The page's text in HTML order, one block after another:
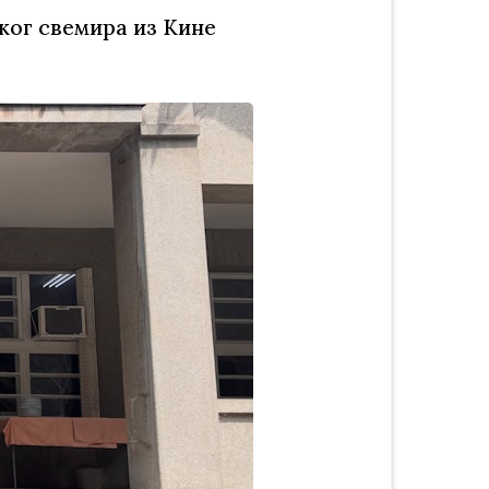
свемира из Кине